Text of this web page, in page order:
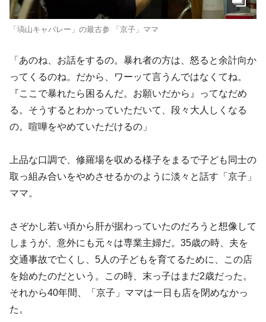
「塙山キャバレー」の最古参 「京子」ママ
「あのね、お話をするの。暴れ者の方は、怒ると余計向か
ってくるのね。だから、ワーッて言うんではなくてね。
『ここで暴れたら困るんだ。お願いだから』ってなだめ
る。そうするとわかっていただいて、段々大人しくなる
の。喧嘩をやめていただけるの」
上品な口調で、修羅場を収める様子をまるで子ども同士の
取っ組み合いをやめさせるかのように淡々と話す「京子」
ママ。
さぞかし若い頃から肝が据わっていたのだろうと想像して
しまうが、意外にも元々は専業主婦だ。35歳の時、夫を
交通事故で亡くし、5人の子どもを育てるために、この店
を始めたのだという。この時、末っ子はまだ2歳だった。
それから40年間、「京子」ママは一日も店を閉めなかっ
た。